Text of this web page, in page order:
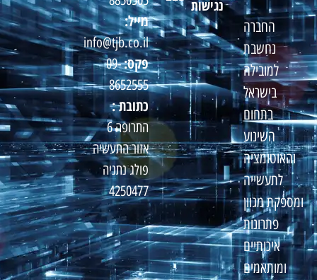
החברה
נחשבת
למובילה
בישראל
בתחום
השינוע
והאוטומציה
לתעשייה
ומספקת מגוון
פתרונות
איכותיים
ומותאמים
נגישות
מייל:
info@tjb.co.il
פקס:09-
8652555
כתובת :
התרופה 6
אזור התעשיה
פולג נתניה
4250477